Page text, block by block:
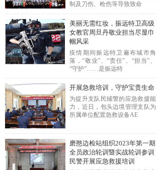
制及刀伤、枪伤等导致致命
美丽无需红妆，振远特卫高级
女教官周旦丹敬业担当尽显巾
帼风采
疫情期间振远特卫遍布城市角
落，“敬业”、“责任”、“担当”、
“守护”……是振远特
开展急救培训，守护宝贵生命
为提升支队民辅警的应急救援能
力，近日，包头边境管理支队为
所属单位配置急救设备AE
磨憨边检站组织2023年第一期
全员政治轮训暨实战轮训参训
民警开展应急救援培训